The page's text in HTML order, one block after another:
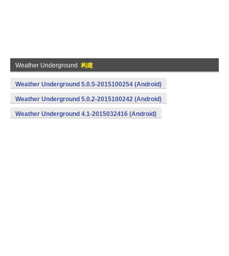
Weather Underground 构建
Weather Underground 5.0.5-2015100254 (Android)
Weather Underground 5.0.2-2015100242 (Android)
Weather Underground 4.1-2015032416 (Android)